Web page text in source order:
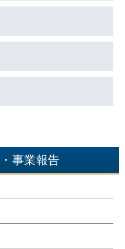
事業報告